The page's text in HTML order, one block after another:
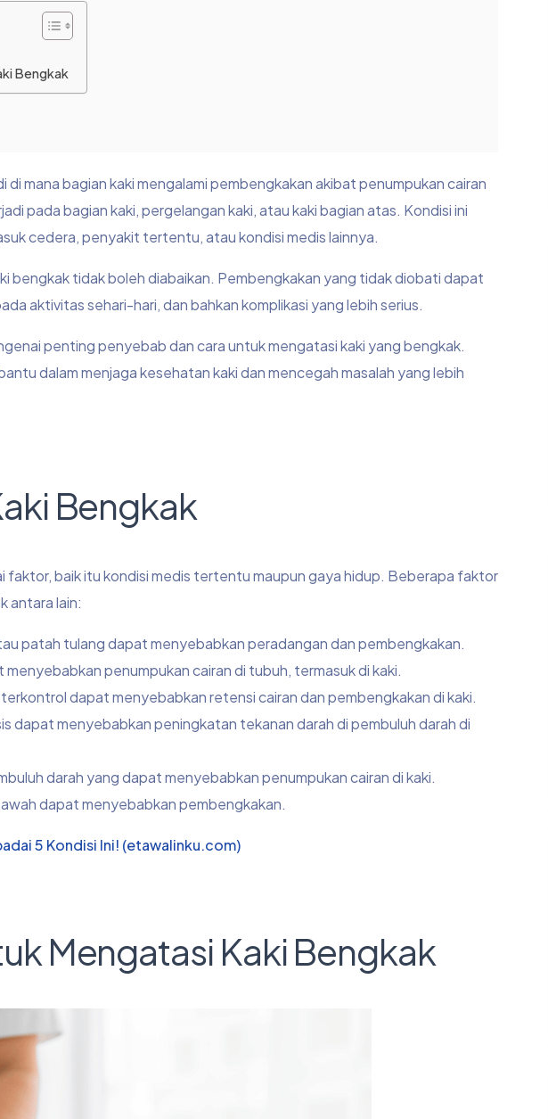
Bengkak
di mana bagian kaki mengalami pembengkakan akibat penumpukan cairan
pada bagian kaki, pergelangan kaki, atau kaki bagian atas. Kondisi ini
cedera, penyakit tertentu, atau kondisi medis lainnya.
bengkak tidak boleh diabaikan. Pembengkakan yang tidak diobati dapat
aktivitas sehari-hari, dan bahkan komplikasi yang lebih serius.
penting penyebab dan cara untuk mengatasi kaki yang bengkak.
dalam menjaga kesehatan kaki dan mencegah masalah yang lebih
Bengkak
faktor, baik itu kondisi medis tertentu maupun gaya hidup. Beberapa faktor
antara lain:
patah tulang dapat menyebabkan peradangan dan pembengkakan.
penumpukan cairan di tubuh, termasuk di kaki.
dapat menyebabkan retensi cairan dan pembengkakan di kaki.
dapat menyebabkan peningkatan tekanan darah di pembuluh darah di
darah yang dapat menyebabkan penumpukan cairan di kaki.
dapat menyebabkan pembengkakan.
5 Kondisi Ini! (etawalinku.com)
Mengatasi Kaki Bengkak